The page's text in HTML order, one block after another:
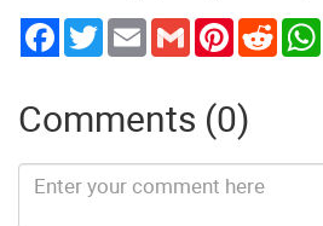
TwitterEmail Gmail PinterestReddit
Comments (0)